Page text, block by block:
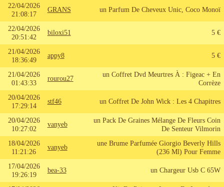
22/04/2026
21:08:17
GRANS un Parfum De Cheveux Unic, Coco Monoï
22/04/2026
20:51:42
biloxi51 5 €
21/04/2026
18:36:49
appy8 5 €
21/04/2026
01:43:33
rourou27
un Coffret Dvd Meurtres À : Figeac + En
Corrèze
20/04/2026
17:29:14
stf46 un Coffret De John Wick : Les 4 Chapitres
20/04/2026
10:27:02
vanyeb
un Pack De Graines Mélange De Fleurs Coin
De Senteur Vilmorin
18/04/2026
11:21:26
vanyeb
une Brume Parfumée Giorgio Beverly Hills
(236 Ml) Pour Femme
17/04/2026
19:26:19
bea-33 un Chargeur Usb C 65W